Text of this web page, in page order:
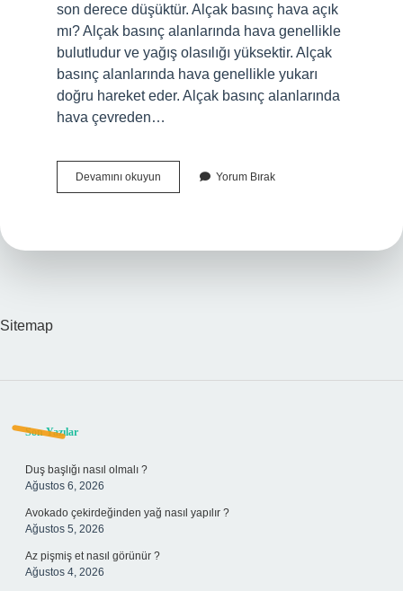
son derece düşüktür. Alçak basınç hava açık
mı? Alçak basınç alanlarında hava genellikle
bulutludur ve yağış olasılığı yüksektir. Alçak
basınç alanlarında hava genellikle yukarı
doğru hareket eder. Alçak basınç alanlarında
hava çevreden…
Devamını okuyun
Basınç
Yorum Bırak
Sitemap
Sidebar
Son Yazılar
Duş başlığı nasıl olmalı ?
Ağustos 6, 2026
Avokado çekirdeğinden yağ nasıl yapılır ?
Ağustos 5, 2026
Az pişmiş et nasıl görünür ?
Ağustos 4, 2026